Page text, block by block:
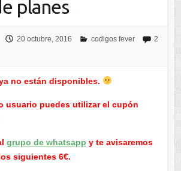
planes
20 octubre, 2016 codigos fever
2
no están disponibles.
usuario puedes utilizar el cupón
grupo de whatsapp y te avisaremos
siguientes 6€.